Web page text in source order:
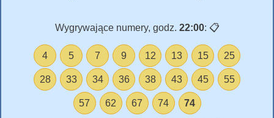
Wygrywające numery, godz. 22:00: 📋
4 5 7 9 12 13 15 25
28 33 34 36 38 43 45 55
57 62 67 74 74